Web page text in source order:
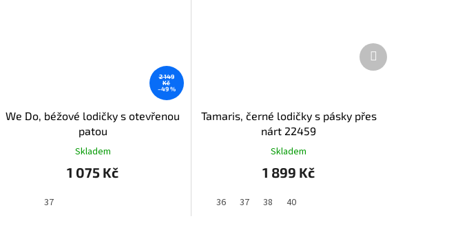
2 149
Kč
–49 %
We Do, béžové lodičky s otevřenou
patou
Skladem
1 075 Kč
37
Tamaris, černé lodičky s pásky přes
nárt 22459
Skladem
1 899 Kč
36 37 38 40
Další
produkt